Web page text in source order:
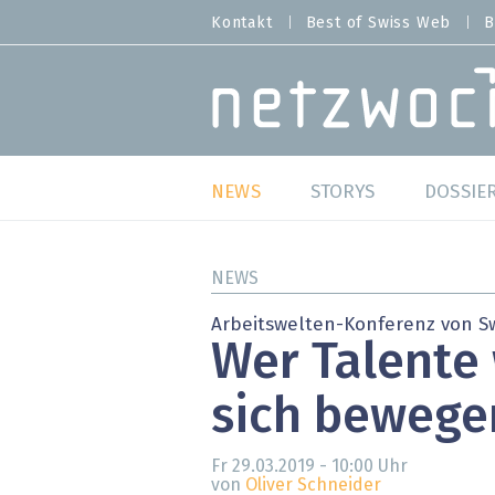
zum
MENU
Kontakt Best of Swiss Web
MAIN NAVIGATION
NEWS
Studien
Meinungen
Hands-on
STORYS
Best
SAP
NEWS
Arbeitswelten-Konferenz von
Wer
sich
Fr 29.03.2019 - 10:00 Uhr
von Oliver Schneider